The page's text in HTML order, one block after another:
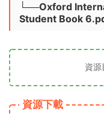
└──Oxford
Student Book
資源
資源下載